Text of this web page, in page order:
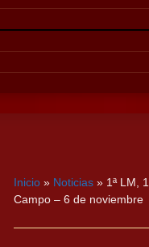
Inicio » Noticias » 1ª LM,
Campo – 6 de noviembre